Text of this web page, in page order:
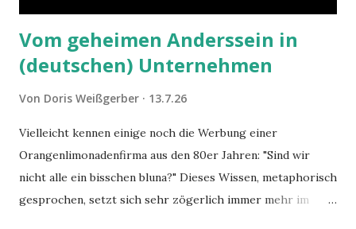
Vom geheimen Anderssein in
(deutschen) Unternehmen
Von Doris Weißgerber 13.7.26
Vielleicht kennen einige noch die Werbung einer
Orangenlimonadenfirma aus den 80er Jahren: "Sind wir
nicht alle ein bisschen bluna?" Dieses Wissen, metaphorisch
gesprochen, setzt sich sehr zögerlich immer mehr im